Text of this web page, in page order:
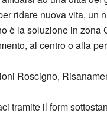
ridare nuova vita, un
è la soluzione in zona
al centro o alla
Roscigno,
tramite il form